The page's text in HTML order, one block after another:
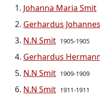
Johanna Maria Smit
Gerhardus
N.N Smit 1905-1905
Gerhardus
N.N Smit 1909-1909
N.N Smit 1911-1911